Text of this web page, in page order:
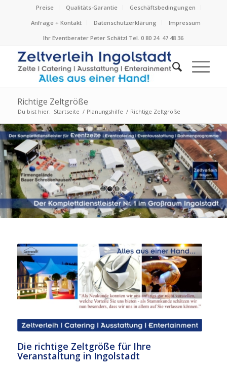
Preise Qualitäts-Garantie
Geschäftsbedingungen
Anfrage + Kontakt
Datenschutzerklärung
Impressum
Ihr Eventberater Peter Schätzl Tel. 0 80 24. 47 48 36
Richtige Zeltgröße
Du bist hier: Startseite / Planungshilfe / Richtige Zeltgröße
Die richtige Zeltgröße für Ihre
Veranstaltung in Ingolstadt